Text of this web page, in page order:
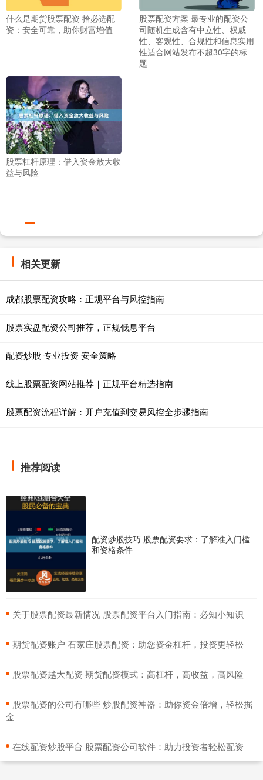
什么是期货股票配资 拾必选配
资：安全可靠，助你财富增值
股票配资方案 最专业的配资公
司随机生成含有中立性、权威
性、客观性、合规性和信息实用
性适合网站发布不超30字的标
题
股票杠杆原理：借入资金放大收
益与风险
相关更新
成都股票配资攻略：正规平台与风控指南
股票实盘配资公司推荐，正规低息平台
配资炒股 专业投资 安全策略
线上股票配资网站推荐｜正规平台精选指南
股票配资流程详解：开户充值到交易风控全步骤指南
推荐阅读
配资炒股技巧 股票配资要求：了解准入门槛
和资格条件
​关于股票配资最新情况 股票配资平台入门指南：必知小知识
​期货配资账户 石家庄股票配资：助您资金杠杆，投资更轻松
​股票配资越大配资 期货配资模式：高杠杆，高收益，高风险
​股票配资的公司有哪些 炒股配资神器：助你资金倍增，轻松掘
金
​在线配资炒股平台 股票配资公司软件：助力投资者轻松配资